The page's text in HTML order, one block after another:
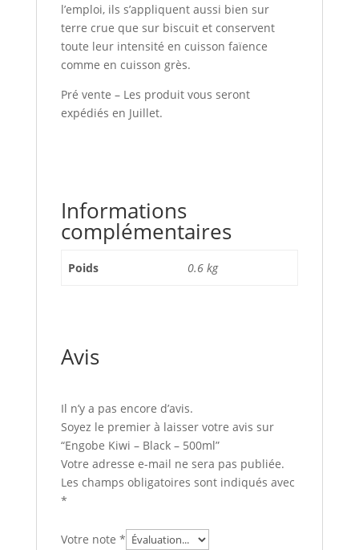
l’emploi, ils s’appliquent aussi bien sur
terre crue que sur biscuit et conservent
toute leur intensité en cuisson faïence
comme en cuisson grès.
Pré vente – Les produit vous seront
expédiés en Juillet.
Informations
complémentaires
Poids 0.6 kg
Avis
Il n’y a pas encore d’avis.
Soyez le premier à laisser votre avis sur
“Engobe Kiwi – Black – 500ml”
Votre adresse e-mail ne sera pas publiée.
Les champs obligatoires sont indiqués avec
*
Votre note *